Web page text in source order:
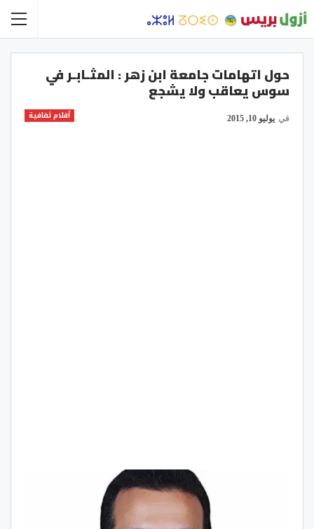
حول اتهامات جامعة ابن زهر : المثـابـر في
سوس يعاقب ولا يشجع
أقلام ثقافية في يوليو 10, 2015